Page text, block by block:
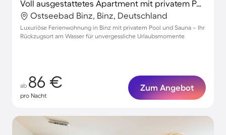
Voll ausgestattetes Apartment mit privatem Pool und Sauna | Nah am Strand
Ostseebad Binz, Binz, Deutschland
Luxuriöse Ferienwohnung in Binz mit privatem Pool und Sauna – Ihr
Rückzugsort am Wasser für unvergessliche Urlaubsmomente
ab 86 €
pro Nacht
Zum Angebot